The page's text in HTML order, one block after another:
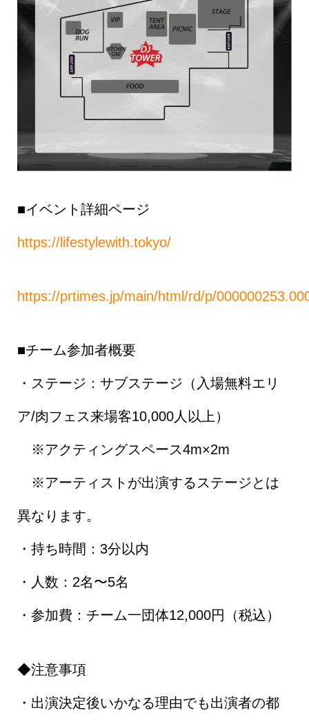
■イベント詳細ページ
https://lifestylewith.tokyo/
https://prtimes.jp/main/html/rd/p/
■チーム参加者概要
・ステージ：サブステージ（入場無料エリ
ア/肉フェス来場客10,000人以上）
※アクティングスペース4m×2m
※アーティストが出演するステージとは
異なります。
・持ち時間：3分以内
・人数：2名〜5名
・参加費：チーム一団体12,000円（税込）
◆注意事項
・出演決定後いかなる理由でも出演者の都